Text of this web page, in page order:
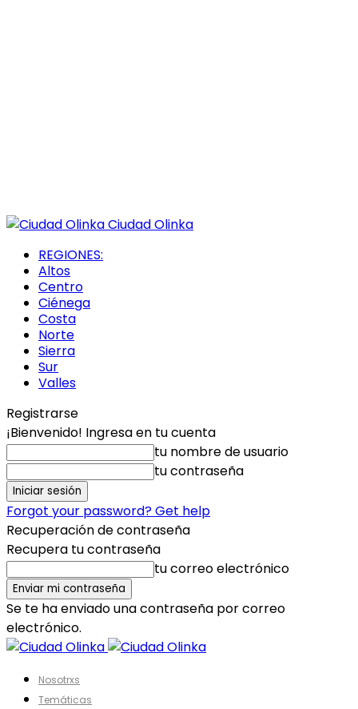
Ciudad Olinka
REGIONES:
Altos
Centro
Ciénega
Costa
Norte
Sierra
Sur
Valles
Registrarse
¡Bienvenido! Ingresa en tu cuenta
tu nombre de usuario
tu contraseña
Forgot your password? Get help
Recuperación de contraseña
Recupera tu contraseña
tu correo electrónico
Se te ha enviado una contraseña por correo
electrónico.
Nosotrxs
Temáticas